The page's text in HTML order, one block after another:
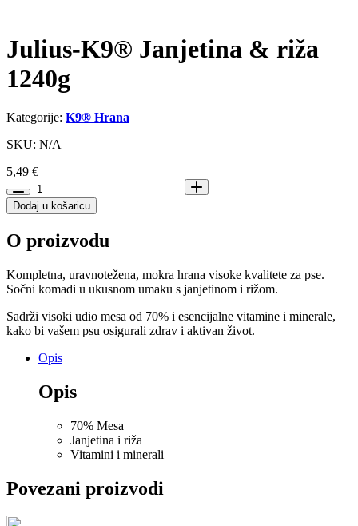
Julius-K9® Janjetina & riža
1240g
Kategorije: K9® Hrana
SKU: N/A
5,49 €
Julius-
K9®
Janjetina
riža
količina
Dodaj u košaricu
O proizvodu
Kompletna, uravnotežena, mokra hrana visoke kvalitete za pse.
Sočni komadi u ukusnom umaku s janjetinom i rižom.
Sadrži visoki udio mesa od 70% i esencijalne vitamine i minerale,
kako bi vašem psu osigurali zdrav i aktivan život.
Opis
Opis
70% Mesa
Janjetina i riža
Vitamini i minerali
Povezani proizvodi